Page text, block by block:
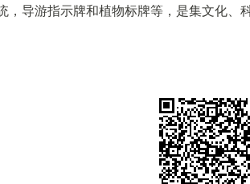
，导游指示牌和植物标牌等，是集文化、